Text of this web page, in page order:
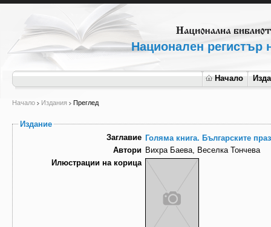
Национален регистър
Начало
Начало Издания Преглед
Издание
Заглавие Голяма книга. Българските
Автори Вихра Баева, Веселка Тончева
Илюстрации на корица